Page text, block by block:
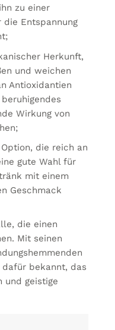
zu einer
die Entspannung
Herkunft,
und weichen
Antioxidantien
Wirkung von
die reich an
gute Wahl für
mit einem
Geschmack
die einen
Mit seinen
bekannt, das
und geistige